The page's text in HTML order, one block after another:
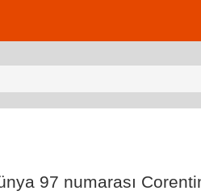
97 numarası